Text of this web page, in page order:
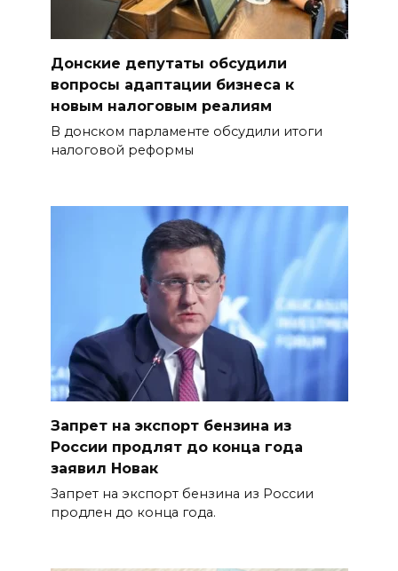
Донские депутаты обсудили
вопросы адаптации бизнеса к
новым налоговым реалиям
В донском парламенте обсудили итоги
налоговой реформы
Запрет на экспорт бензина из
России продлят до конца года
заявил Новак
Запрет на экспорт бензина из России
продлен до конца года.